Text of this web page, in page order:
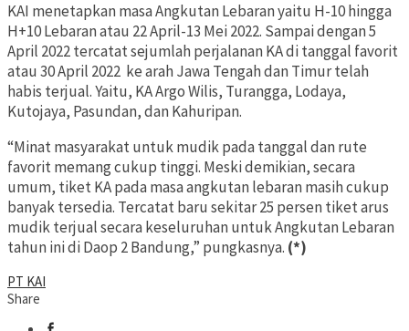
KAI menetapkan masa Angkutan Lebaran yaitu H-10 hingga
H+10 Lebaran atau 22 April-13 Mei 2022. Sampai dengan 5
April 2022 tercatat sejumlah perjalanan KA di tanggal favorit
atau 30 April 2022 ke arah Jawa Tengah dan Timur telah
habis terjual. Yaitu, KA Argo Wilis, Turangga, Lodaya,
Kutojaya, Pasundan, dan Kahuripan.
“Minat masyarakat untuk mudik pada tanggal dan rute
favorit memang cukup tinggi. Meski demikian, secara
umum, tiket KA pada masa angkutan lebaran masih cukup
banyak tersedia. Tercatat baru sekitar 25 persen tiket arus
mudik terjual secara keseluruhan untuk Angkutan Lebaran
tahun ini di Daop 2 Bandung,” pungkasnya. (*)
PT KAI
Share